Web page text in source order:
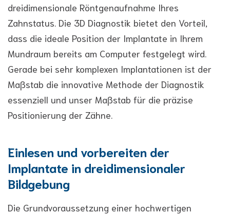
dreidimensionale Röntgenaufnahme Ihres
Zahnstatus. Die 3D Diagnostik bietet den Vorteil,
dass die ideale Position der Implantate in Ihrem
Mundraum bereits am Computer festgelegt wird.
Gerade bei sehr komplexen Implantationen ist der
Maßstab die innovative Methode der Diagnostik
essenziell und unser Maßstab für die präzise
Positionierung der Zähne.
Einlesen und vorbereiten der
Implantate in dreidimensionaler
Bildgebung
Die Grundvoraussetzung einer hochwertigen